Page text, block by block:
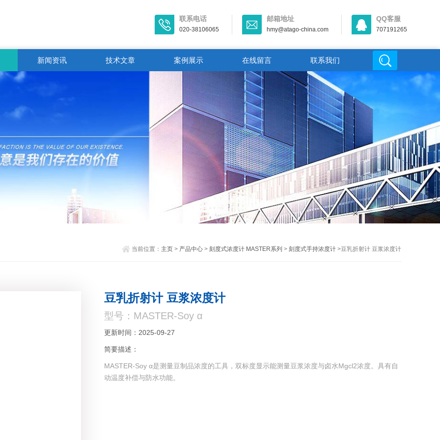
联系电话
020-38106065
邮箱地址
hmy@atago-china.com
QQ客服
707191265
新闻资讯 技术文章 案例展示 在线留言 联系我们
当前位置： 主页> 产品中心> 刻度式浓度计 MASTER系列 > 刻度式手持浓度计>豆乳折射计 豆浆浓度计
豆乳折射计 豆浆浓度计
型号：MASTER-Soy α
更新时间：2025-09-27
简要描述：
MASTER-Soy α是测量豆制品浓度的工具，双标度显示能测量豆浆浓度与卤水Mgcl2浓度。具有自
动温度补偿与防水功能。